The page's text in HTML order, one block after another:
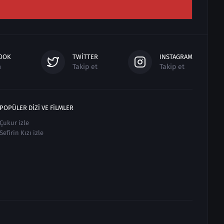
TWITTER
Takip et
INSTAGRAM
Takip et
POPÜLER DIZI VE FILMLER
Çukur izle
Sefirin Kızı izle